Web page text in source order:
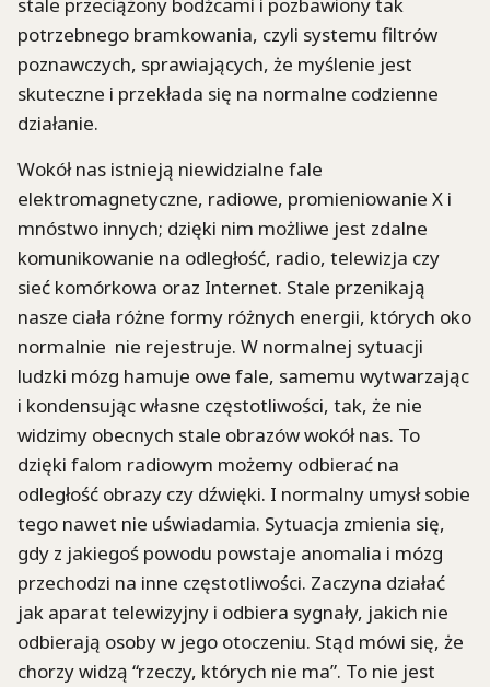
potrzebnego bramkowania, czyli systemu filtrów
poznawczych, sprawiających, że myślenie jest
skuteczne i przekłada się na normalne codzienne
działanie.
Wokół nas istnieją niewidzialne fale
elektromagnetyczne, radiowe, promieniowanie X i
mnóstwo innych; dzięki nim możliwe jest zdalne
komunikowanie na odległość, radio, telewizja czy
sieć komórkowa oraz Internet. Stale przenikają
nasze ciała różne formy różnych energii, których oko
normalnie nie rejestruje. W normalnej sytuacji
ludzki mózg hamuje owe fale, samemu wytwarzając
i kondensując własne częstotliwości, tak, że nie
widzimy obecnych stale obrazów wokół nas. To
dzięki falom radiowym możemy odbierać na
odległość obrazy czy dźwięki. I normalny umysł sobie
tego nawet nie uświadamia. Sytuacja zmienia się,
gdy z jakiegoś powodu powstaje anomalia i mózg
przechodzi na inne częstotliwości. Zaczyna działać
jak aparat telewizyjny i odbiera sygnały, jakich nie
odbierają osoby w jego otoczeniu. Stąd mówi się, że
chorzy widzą “rzeczy, których nie ma”. To nie jest